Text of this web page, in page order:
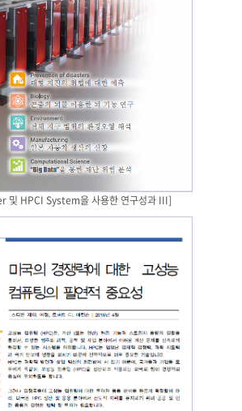
및 HPCI System을 사용한 연구성과 III]